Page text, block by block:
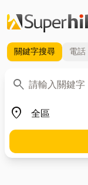
關鍵字搜尋 電話
search
關鍵字
place
地區